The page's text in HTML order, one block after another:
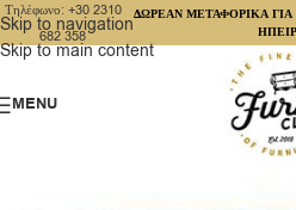
Skip to navigation
Skip to main content
Τηλέφωνο: +30 2310
682 358
ΔΩΡΕΑΝ ΜΕΤΑΦΟΡΙΚΑ
MENU